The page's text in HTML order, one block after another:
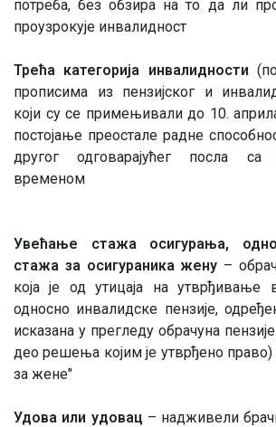
потреба, без обзира на то да ли
проузрокује инвалидност
Трећа категорија инвалидности
прописима из пензијског и
који су се примењивали до 10.
постојање преостале радне
другог одговарајућег посла
временом
Увећање стажа осигурања,
стажа за осигураника жену –
која је од утицаја на утврђивање
односно инвалидске пензије,
исказана у прегледу обрачуна
део решења којим је утврђено право)
за жене"
Удова или удовац – надживели